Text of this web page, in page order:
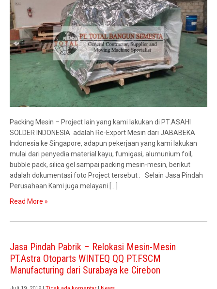
Packing Mesin – Project lain yang kami lakukan di PT.ASAHI
SOLDER INDONESIA adalah Re-Export Mesin dari JABABEKA
Indonesia ke Singapore, adapun pekerjaan yang kami lakukan
mulai dari penyedia material kayu, fumigasi, alumunium foil,
bubble pack, silica gel sampai packing mesin-mesin, berikut
adalah dokumentasi foto Project tersebut : Selain Jasa Pindah
Perusahaan Kami juga melayani […]
Read More »
Jasa Pindah Pabrik – Relokasi Mesin-Mesin
PT.Astra Otoparts WINTEQ QQ PT.FSCM
Manufacturing dari Surabaya ke Cirebon